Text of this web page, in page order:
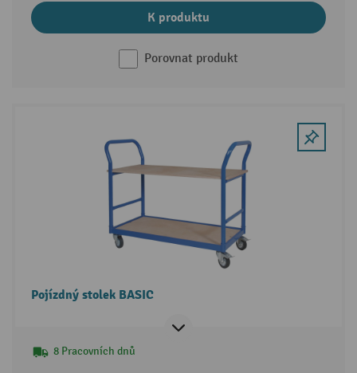
K produktu
Porovnat produkt
Pojízdný stolek BASIC
8 Pracovních dnů